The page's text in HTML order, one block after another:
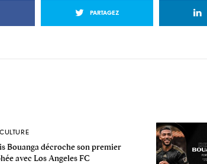
PARTAGEZ
Bouanga décroche son premier
avec Los Angeles FC